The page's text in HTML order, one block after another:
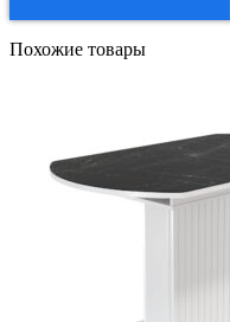
Похожие товары